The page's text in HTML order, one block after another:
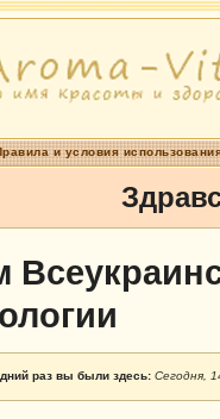
и условия
раз вы были здесь: Сегодня,